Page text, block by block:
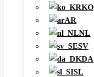
KO
AR
NL
SV
DA
SL